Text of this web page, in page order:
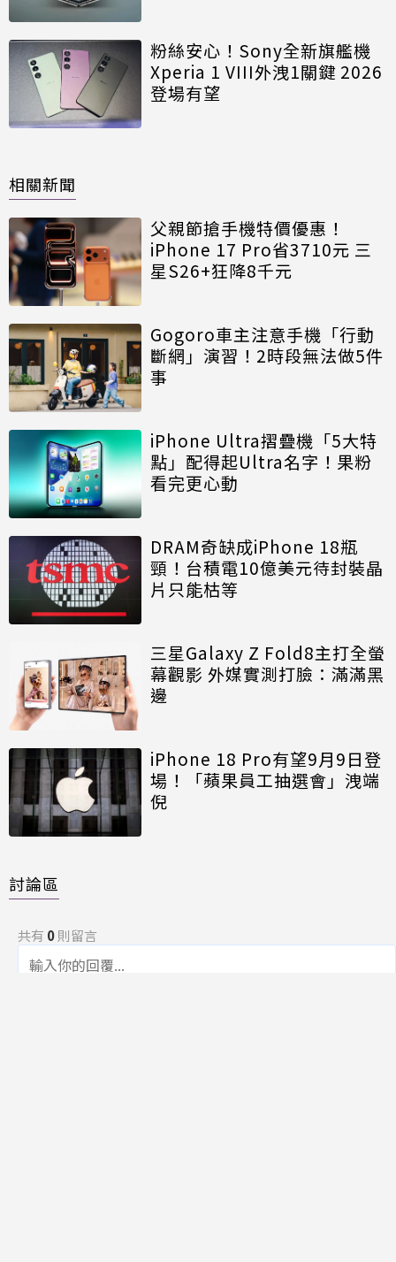
粉絲安心！Sony全新旗艦機
Xperia 1 VIII外洩1關鍵 2026
登場有望
相關新聞
父親節搶手機特價優惠！
iPhone 17 Pro省3710元 三
星S26+狂降8千元
Gogoro車主注意手機「行動
斷網」演習！2時段無法做5件
事
iPhone Ultra摺疊機「5大特
點」配得起Ultra名字！果粉
看完更心動
DRAM奇缺成iPhone 18瓶
頸！台積電10億美元待封裝晶
片只能枯等
三星Galaxy Z Fold8主打全螢
幕觀影 外媒實測打臉：滿滿黑
邊
iPhone 18 Pro有望9月9日登
場！「蘋果員工抽選會」洩端
倪
討論區
共有 0則留言